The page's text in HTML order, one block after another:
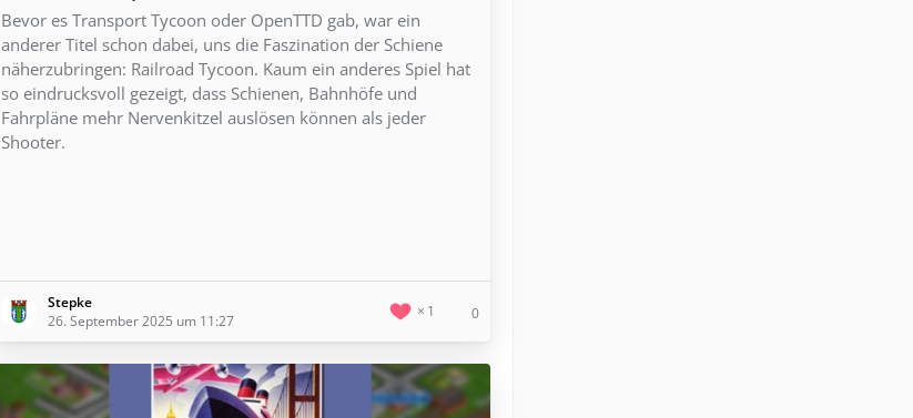
Bevor es Transport Tycoon oder OpenTTD gab, war ein
anderer Titel schon dabei, uns die Faszination der Schiene
näherzubringen: Railroad Tycoon. Kaum ein anderes Spiel hat
so eindrucksvoll gezeigt, dass Schienen, Bahnhöfe und
Fahrpläne mehr Nervenkitzel auslösen können als jeder
Shooter.
Stepke
26. September 2025 um 11:27
1 0